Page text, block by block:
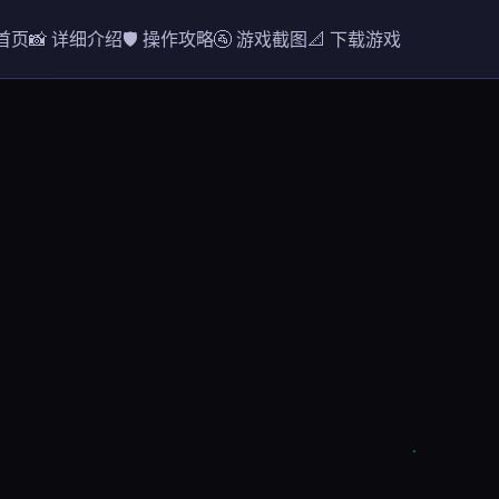
页📸 详细介绍🛡️ 操作攻略🚰 游戏截图📐 下载游戏